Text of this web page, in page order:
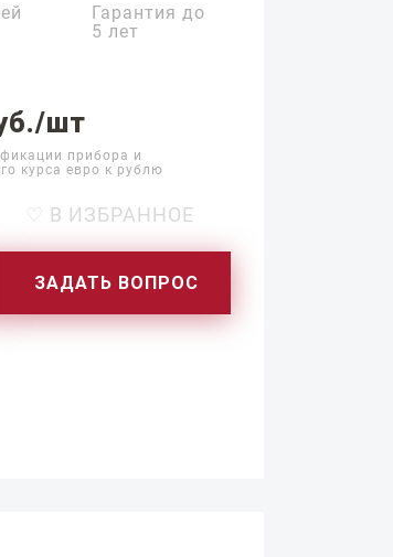
Гарантия до
5 лет
шт
прибора и
курса евро к рублю
♡ В ИЗБРАННОЕ
ЗАДАТЬ ВОПРОС